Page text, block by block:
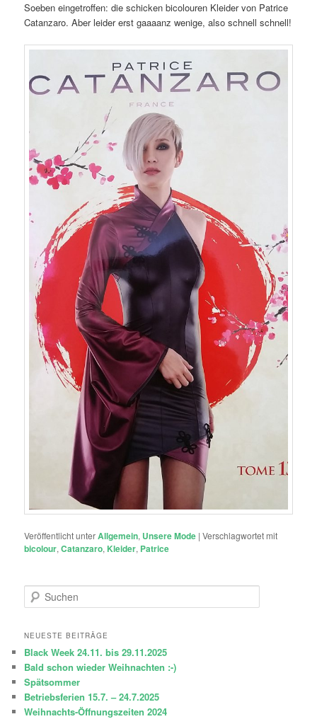
Soeben eingetroffen: die schicken bicolouren Kleider von Patrice
Catanzaro. Aber leider erst gaaaanz wenige, also schnell schnell!
Veröffentlicht unterAllgemein, Unsere Mode |Verschlagwortet mit
bicolour,Catanzaro, Kleider, Patrice
u
h
n
NEUESTE BEITRÄGE
Black Week 24.11. bis 29.11.2025
Bald schon wieder Weihnachten :-)
Spätsommer
Betriebsferien 15.7. – 24.7.2025
Weihnachts-Öffnungszeiten 2024